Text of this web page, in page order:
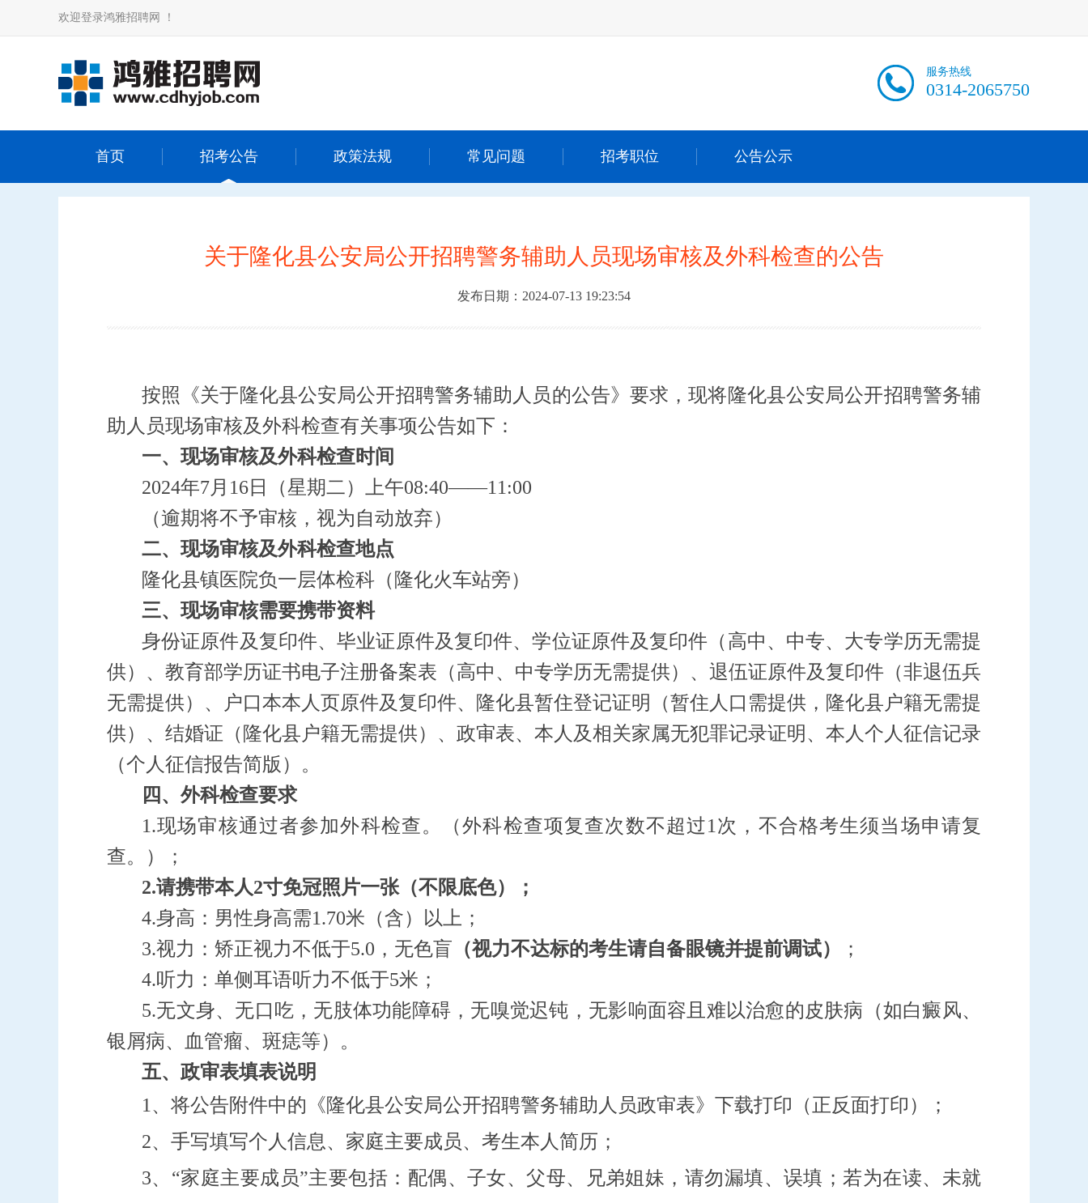
欢迎登录鸿雅招聘网 ！
服务热线
0314-2065750
首页 招考公告 政策法规 常见问题 招考职位 公告公示
关于隆化县公安局公开招聘警务辅助人员现场审核及外科检查的公告
发布日期：2024-07-13 19:23:54
按照《关于隆化县公安局公开招聘警务辅助人员的公告》要求，现将隆化县公安局公开招聘警务辅
助人员现场审核及外科检查有关事项公告如下：
一、现场审核及外科检查时间
2024年7月 16日 （星期二）上午08:40——11:00
（逾期将不予审核，视为自动放弃）
二、现场审核及外科检查地点
隆化县镇医院负一层体检科（隆化火车站旁）
三、 现场审核需要携带资料
身份证原件及复印件、毕业证原件及复印件、学位证原件及复印件（高中、中专、大专学历无需提
供）、教育部学历证书电子注册备案表（高中、中专学历无需提供）、退伍证原件及复印件（非退伍兵
无需提供）、户口本本人页原件及复印件、隆化县暂住登记证明（暂住人口需提供，隆化县户籍无需提
供）、结婚证（隆化县户籍无需提供）、政审表、本人及相关家属无犯罪记录证明、本人个人征信记录
（个人征信报告简版） 。
四 、 外科检查要求
1.现场审核通过者参加外科检查。（外科检查项复查次数不超过1次，不合格考生须当场申请复
查。）；
2.请携带本人2寸免冠照片一张（不限底色）；
4.身高：男性身高需1.70米（含）以上；
3.视力：矫正视力不低于5.0，无色盲 （视力不达标的考生请自备眼镜并提前调试）
；
4.听力：单侧耳语听力不低于5米；
5.无文身、无口吃，无肢体功能障碍，无嗅觉迟钝，无影响面容且难以治愈的皮肤病（如白癜风、
银屑病、血管瘤、斑痣等）。
五、 政审表填表说明
1、将公告附件中的《隆化县公安局公开招聘警务辅助人员政审表》下载打印（正反面打印）；
2、手写填写个人信息、家庭主要成员、考生本人简历；
3、“家庭主要成员”主要包括：配偶、子女、父母、兄弟姐妹，请勿漏填、误填；若为在读、未就